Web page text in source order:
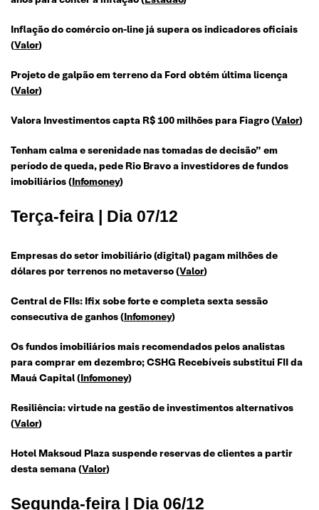
Inflação do comércio on-line já supera os indicadores oficiais
(Valor)
Projeto de galpão em terreno da Ford obtém última licença
(Valor)
Valora Investimentos capta R$ 100 milhões para Fiagro(Valor)
Tenham calma e serenidade nas tomadas de decisão” em
período de queda, pede Rio Bravo a investidores de fundos
imobiliários(Infomoney)
Terça-feira | Dia 07/12
Empresas do setor imobiliário (digital) pagam milhões de
dólares por terrenos no metaverso (Valor)
Central de FIIs: Ifix sobe forte e completa sexta sessão
consecutiva de ganhos (Infomoney)
Os fundos imobiliários mais recomendados pelos analistas
para comprar em dezembro; CSHG Recebíveis substitui FII da
Mauá Capital (Infomoney)
Resiliência: virtude na gestão de investimentos alternativos
(Valor)
Hotel Maksoud Plaza suspende reservas de clientes a partir
desta semana (Valor)
Segunda-feira | Dia 06/12